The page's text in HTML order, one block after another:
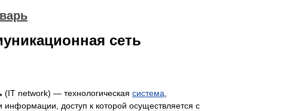
сеть
(IT network) — технологическая система
информации доступ к которой осуществляется с